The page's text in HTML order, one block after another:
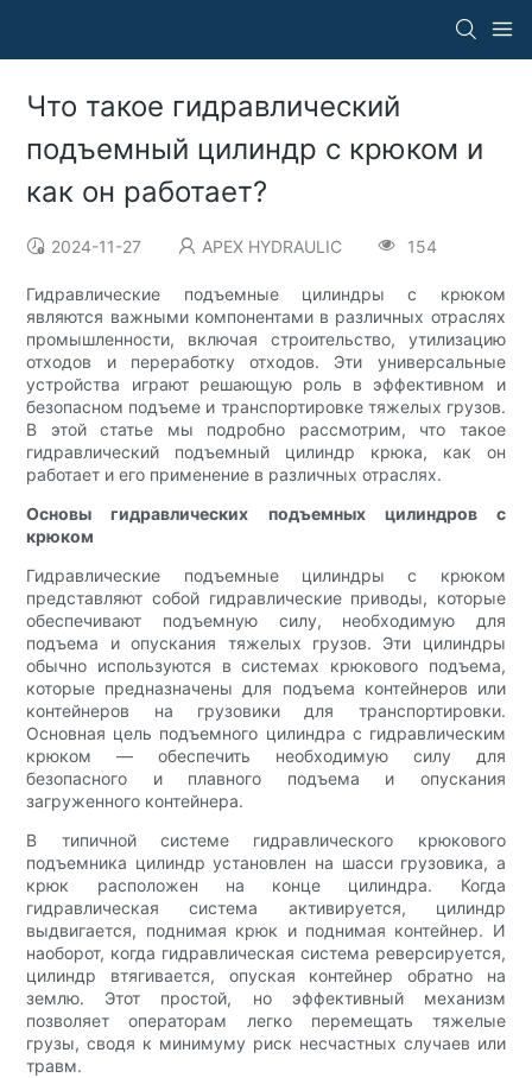
Что такое гидравлический
подъемный цилиндр с крюком и
как он работает?
2024-11-27 APEX HYDRAULIC 154
Гидравлические подъемные цилиндры с крюком
являются важными компонентами в различных отраслях
промышленности, включая строительство, утилизацию
отходов и переработку отходов. Эти универсальные
устройства играют решающую роль в эффективном и
безопасном подъеме и транспортировке тяжелых грузов.
В этой статье мы подробно рассмотрим, что такое
гидравлический подъемный цилиндр крюка, как он
работает и его применение в различных отраслях.
Основы гидравлических подъемных цилиндров с
крюком
Гидравлические подъемные цилиндры с крюком
представляют собой гидравлические приводы, которые
обеспечивают подъемную силу, необходимую для
подъема и опускания тяжелых грузов. Эти цилиндры
обычно используются в системах крюкового подъема,
которые предназначены для подъема контейнеров или
контейнеров на грузовики для транспортировки.
Основная цель подъемного цилиндра с гидравлическим
крюком — обеспечить необходимую силу для
безопасного и плавного подъема и опускания
загруженного контейнера.
В типичной системе гидравлического крюкового
подъемника цилиндр установлен на шасси грузовика, а
крюк расположен на конце цилиндра. Когда
гидравлическая система активируется, цилиндр
выдвигается, поднимая крюк и поднимая контейнер. И
наоборот, когда гидравлическая система реверсируется,
цилиндр втягивается, опуская контейнер обратно на
землю. Этот простой, но эффективный механизм
позволяет операторам легко перемещать тяжелые
грузы, сводя к минимуму риск несчастных случаев или
травм.